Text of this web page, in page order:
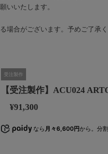
いいたします。
場合がございます。予めご了承
受注製作
【受注製作】ACU024
¥91,300
なら 月々6,600円から。分